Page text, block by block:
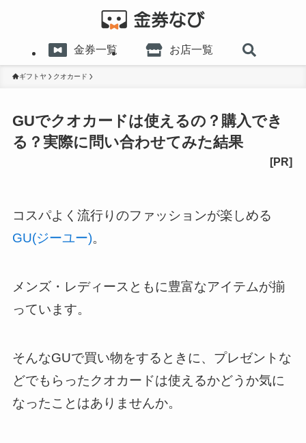
金券一覧 お店一覧
ギフトヤ クオカード
GUでクオカードは使えるの？購入でき
る？実際に問い合わせてみた結果
コスパよく流行りのファッションが楽しめる
GU(ジーユー)。
メンズ・レディースともに豊富なアイテムが揃
っています。
そんなGUで買い物をするときに、プレゼントな
どでもらったクオカードは使えるかどうか気に
なったことはありませんか。